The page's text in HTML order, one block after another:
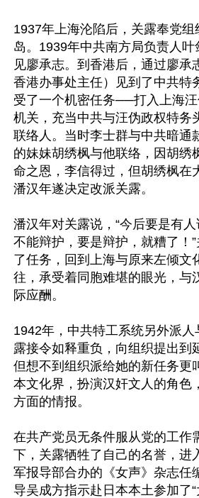
1937年上海沦陷后，关露奉党组
岛。1939年中共南方局负责人
见廖承志。到香港后，通过廖承
香港办事处主任）见到了中共特
受了一个机密任务──打入上海汪
机关，充当中共与汪伪政权特务
联络人。当时李士群与中共暗通
的妹妹胡绣枫与他联络，因胡绣
命之恩，李信得过，但胡绣枫在
潘汉年遂决定改派关露。
潘汉年对关露说，“今后要是有
不能辩护，要是辩护，就糟了！
了任务，回到上海与原来左倾文
往，承受着同胞难堪的眼光，与
际应酬。
1942年，中共特工系统另外派
露接令如释重负，向组织提出到
但想不到组织派给她的新任务更
本文化界，扮演汉奸文人的角色
方面的情报。
在共产党员无条件服从党的工作
下，关露牺牲了自己的名誉，进
军报导部合办的《女声》杂志任
导吴成方指示赴日本本土参加了